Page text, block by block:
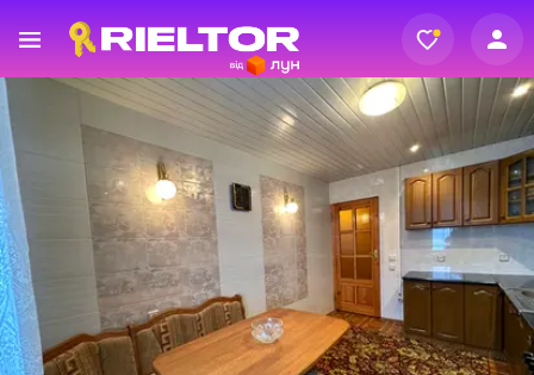
Реєстрація
Вхід